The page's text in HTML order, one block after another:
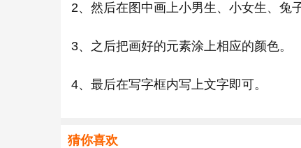
2、然后在图中画上小男生、小女生、兔
3、之后把画好的元素涂上相应的颜色。
4、最后在写字框内写上文字即可。
猜你喜欢